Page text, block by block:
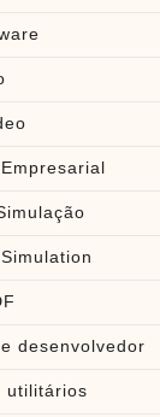
desenvolvedor
utilitários